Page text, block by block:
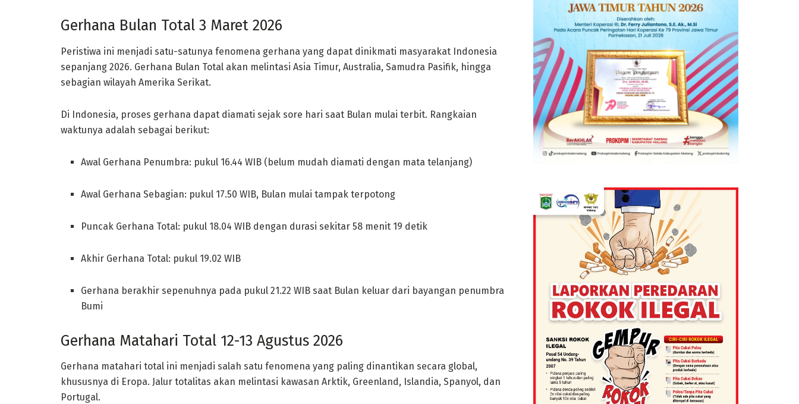
Gerhana Bulan Total 3 Maret 2026
Peristiwa ini menjadi satu-satunya fenomena gerhana yang dapat dinikmati masyarakat Indonesia
sepanjang 2026. Gerhana Bulan Total akan melintasi Asia Timur, Australia, Samudra Pasifik, hingga
sebagian wilayah Amerika Serikat.
Di Indonesia, proses gerhana dapat diamati sejak sore hari saat Bulan mulai terbit. Rangkaian
waktunya adalah sebagai berikut:
Awal Gerhana Penumbra: pukul 16.44 WIB (belum mudah diamati dengan mata telanjang)
Awal Gerhana Sebagian: pukul 17.50 WIB, Bulan mulai tampak terpotong
Puncak Gerhana Total: pukul 18.04 WIB dengan durasi sekitar 58 menit 19 detik
Akhir Gerhana Total: pukul 19.02 WIB
Gerhana berakhir sepenuhnya pada pukul 21.22 WIB saat Bulan keluar dari bayangan penumbra
Bumi
Gerhana Matahari Total 12-13 Agustus 2026
Gerhana matahari total ini menjadi salah satu fenomena yang paling dinantikan secara global,
khususnya di Eropa. Jalur totalitas akan melintasi kawasan Arktik, Greenland, Islandia, Spanyol, dan
Portugal.